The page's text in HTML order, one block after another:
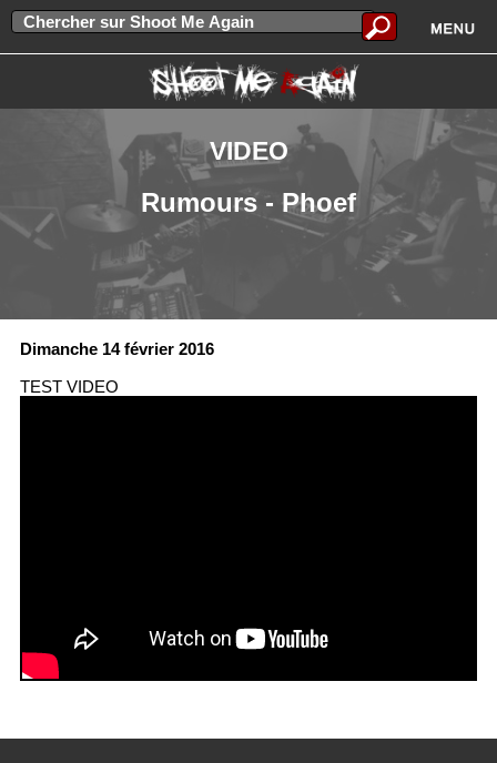
VIDEO
Rumours - Phoef
Dimanche 14 février 2016
TEST VIDEO